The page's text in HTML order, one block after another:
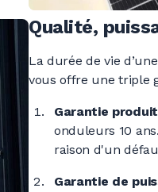
Qualité,
La durée de vie
vous offre une triple
Garantie
onduleurs 10 ans
raison d'un
Garantie de